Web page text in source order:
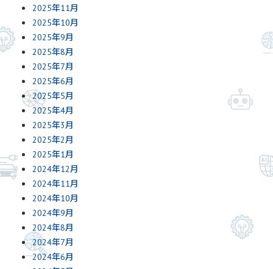
2025年11月
2025年10月
2025年9月
2025年8月
2025年7月
2025年6月
2025年5月
2025年4月
2025年3月
2025年2月
2025年1月
2024年12月
2024年11月
2024年10月
2024年9月
2024年8月
2024年7月
2024年6月